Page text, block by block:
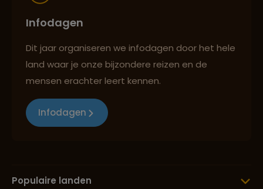
Infodagen
Dit jaar organiseren we infodagen door het hele
land waar je onze bijzondere reizen en de
mensen erachter leert kennen.
Infodagen
Populaire landen